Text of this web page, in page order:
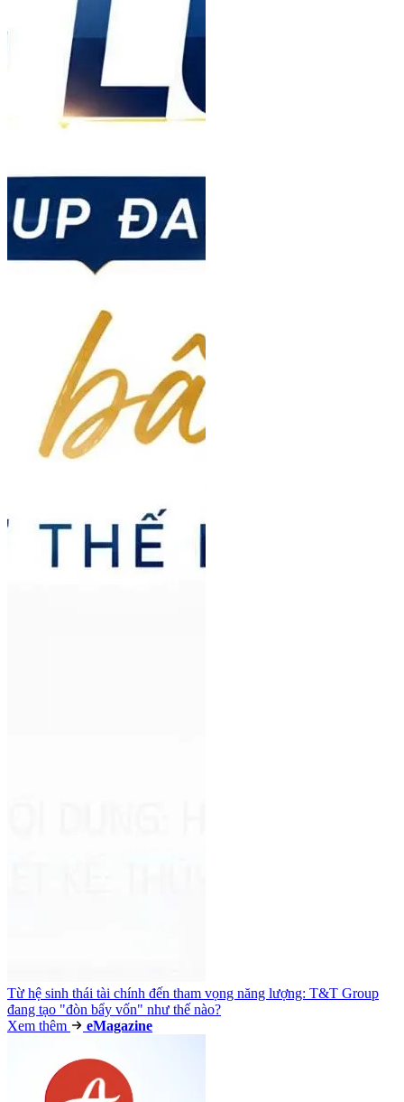
Từ hệ sinh thái tài chính đến tham vọng năng lượng: T&T Group
đang tạo "đòn bẩy vốn" như thế nào?
Xem thêm
eMagazine